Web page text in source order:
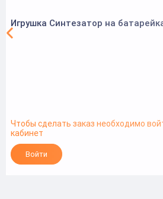
Игрушка Синтезатор на
Чтобы сделать заказ необходимо
кабинет
Войти